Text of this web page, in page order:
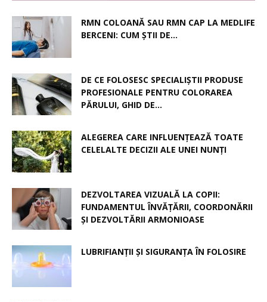
RMN COLOANĂ SAU RMN CAP LA MEDLIFE
BERCENI: CUM ȘTII DE...
DE CE FOLOSESC SPECIALIȘTII PRODUSE
PROFESIONALE PENTRU COLORAREA
PĂRULUI, GHID DE...
ALEGEREA CARE INFLUENȚEAZĂ TOATE
CELELALTE DECIZII ALE UNEI NUNȚI
DEZVOLTAREA VIZUALĂ LA COPII:
FUNDAMENTUL ÎNVĂȚĂRII, COORDONĂRII
ȘI DEZVOLTĂRII ARMONIOASE
LUBRIFIANȚII ȘI SIGURANȚA ÎN FOLOSIRE